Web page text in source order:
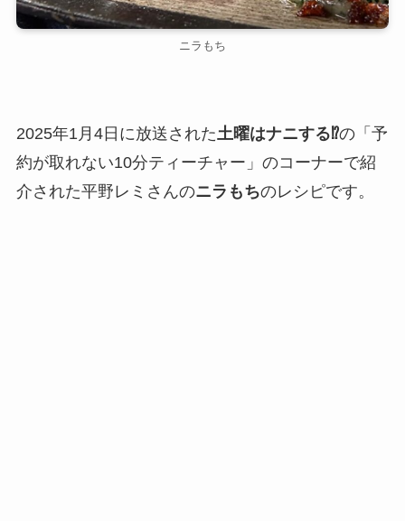
ニラもち
2025年1月4日に放送された 土曜はナニする⁉の「予
約が取れない10分ティーチャー」のコーナーで紹
介された平野レミさんのニラもちのレシピです。